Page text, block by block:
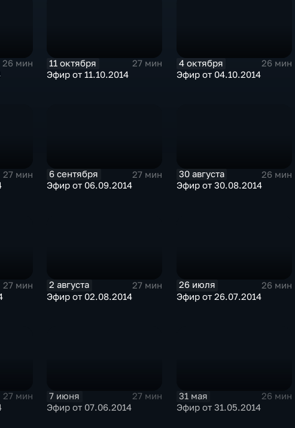
26 мин
11 октября
27 мин
Эфир от 11.10.2014
4 октября
26 мин
Эфир от 04.10.2014
27 мин
6 сентября
27 мин
Эфир от 06.09.2014
30 августа
26 мин
Эфир от 30.08.2014
27 мин
2 августа
27 мин
Эфир от 02.08.2014
26 июля
26 мин
Эфир от 26.07.2014
27 мин
7 июня
27 мин
Эфир от 07.06.2014
31 мая
26 мин
Эфир от 31.05.2014